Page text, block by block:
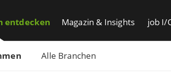
entdecken
Alle Branchen
Magazin & Insights job I/